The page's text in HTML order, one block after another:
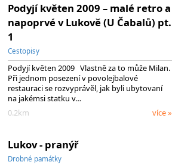
Podyjí květen 2009 – malé retro a
napoprvé v Lukově (U Čabalů) pt.
1
Cestopisy
Podyjí květen 2009 Vlastně za to může Milan.
Při jednom posezení v povolejbalové
restauraci se rozvyprávěl, jak byli ubytovaní
na jakémsi statku v…
0.2km
více »
Lukov - pranýř
Drobné památky